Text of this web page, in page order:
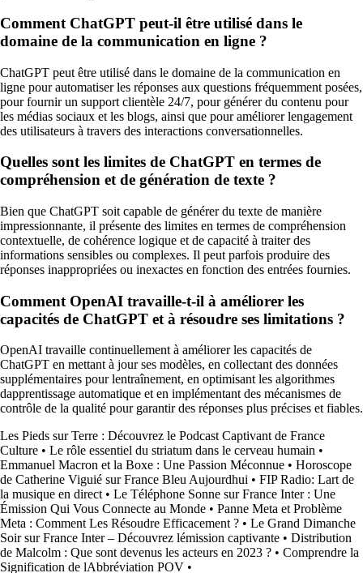
Comment ChatGPT peut-il être utilisé dans le
domaine de la communication en ligne ?
ChatGPT peut être utilisé dans le domaine de la communication en
ligne pour automatiser les réponses aux questions fréquemment posées,
pour fournir un support clientèle 24/7, pour générer du contenu pour
les médias sociaux et les blogs, ainsi que pour améliorer lengagement
des utilisateurs à travers des interactions conversationnelles.
Quelles sont les limites de ChatGPT en termes de
compréhension et de génération de texte ?
Bien que ChatGPT soit capable de générer du texte de manière
impressionnante, il présente des limites en termes de compréhension
contextuelle, de cohérence logique et de capacité à traiter des
informations sensibles ou complexes. Il peut parfois produire des
réponses inappropriées ou inexactes en fonction des entrées fournies.
Comment OpenAI travaille-t-il à améliorer les
capacités de ChatGPT et à résoudre ses limitations ?
OpenAI travaille continuellement à améliorer les capacités de
ChatGPT en mettant à jour ses modèles, en collectant des données
supplémentaires pour lentraînement, en optimisant les algorithmes
dapprentissage automatique et en implémentant des mécanismes de
contrôle de la qualité pour garantir des réponses plus précises et fiables.
Les Pieds sur Terre : Découvrez le Podcast Captivant de France
Culture • Le rôle essentiel du striatum dans le cerveau humain •
Emmanuel Macron et la Boxe : Une Passion Méconnue • Horoscope
de Catherine Viguié sur France Bleu Aujourdhui • FIP Radio: Lart de
la musique en direct • Le Téléphone Sonne sur France Inter : Une
Émission Qui Vous Connecte au Monde • Panne Meta et Problème
Meta : Comment Les Résoudre Efficacement ? • Le Grand Dimanche
Soir sur France Inter – Découvrez lémission captivante • Distribution
de Malcolm : Que sont devenus les acteurs en 2023 ? • Comprendre la
Signification de lAbbréviation POV •